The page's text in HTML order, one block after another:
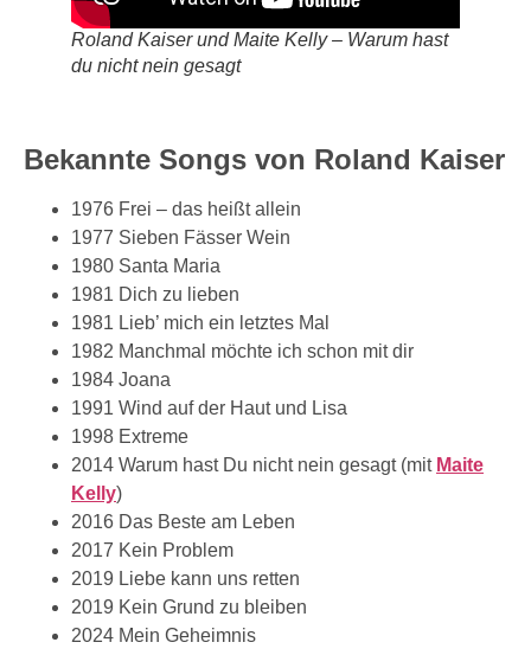
Roland Kaiser und Maite Kelly – Warum hast
du nicht nein gesagt
Bekannte Songs von Roland Kaiser
1976 Frei – das heißt allein
1977 Sieben Fässer Wein
1980 Santa Maria
1981 Dich zu lieben
1981 Lieb’ mich ein letztes Mal
1982 Manchmal möchte ich schon mit dir
1984 Joana
1991 Wind auf der Haut und Lisa
1998 Extreme
2014 Warum hast Du nicht nein gesagt (mit Maite
Kelly)
2016 Das Beste am Leben
2017 Kein Problem
2019 Liebe kann uns retten
2019 Kein Grund zu bleiben
2024 Mein Geheimnis